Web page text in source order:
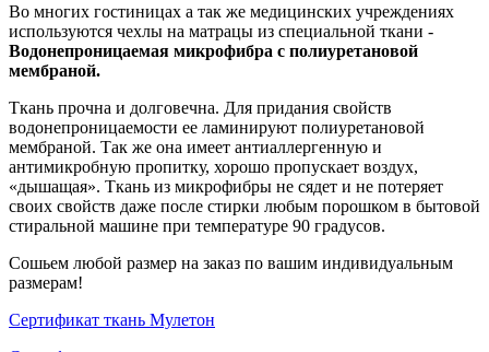
Во многих гостиницах а так же медицинских учреждениях
используются чехлы на матрацы из специальной ткани -
Водонепроницаемая микрофибра с полиуретановой
мембраной.
Ткань прочна и долговечна. Для придания свойств
водонепроницаемости ее ламинируют полиуретановой
мембраной. Так же она имеет антиаллергенную и
антимикробную пропитку, хорошо пропускает воздух,
«дышащая». Ткань из микрофибры не сядет и не потеряет
своих свойств даже после стирки любым порошком в бытовой
стиральной машине при температуре 90 градусов.
Сошьем любой размер на заказ по вашим индивидуальным
размерам!
Сертификат ткань Мулетон